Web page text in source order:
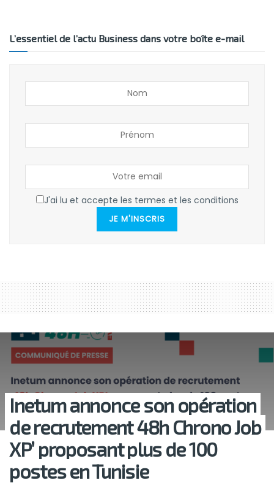
L’essentiel de l’actu Business dans votre boîte e-mail
J'ai lu et accepte les termes et les conditions
JE M'INSCRIS
Inetum annonce son opération
de recrutement 48h Chrono Job
XP’ proposant plus de 100
postes en Tunisie